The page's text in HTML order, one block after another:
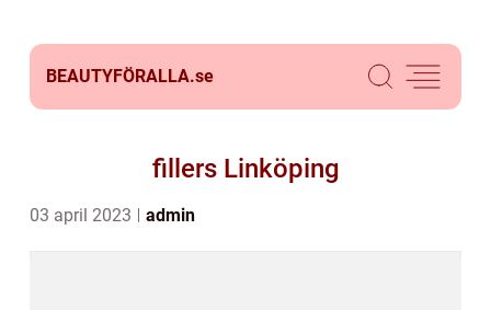
BEAUTYFÖRALLA.se
fillers Linköping
03 april 2023 admin